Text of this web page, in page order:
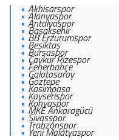
Akhisarspor
Alanyaspor
Antalyaspor
Başakşehir
BB Erzurumspor
Beşiktaş
Bursaspor
Çaykur Rizespor
Fenerbahçe
Galatasaray
Göztepe
Kasimpaşa
Kayserispor
Konyaspor
MKE Ankaragücü
Sivasspor
Trabzonspor
Yeni Malatyaspor